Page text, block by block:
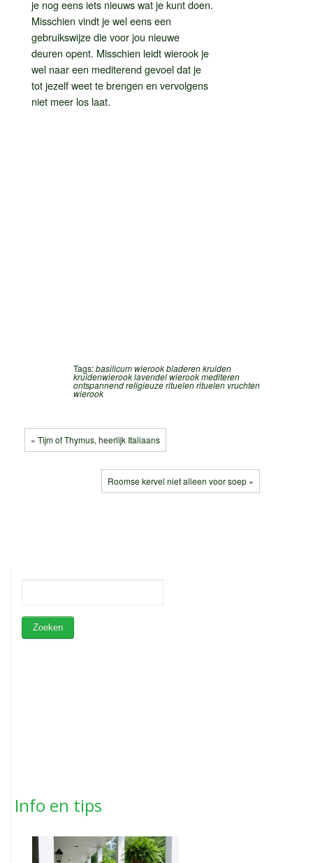
je nog eens iets nieuws wat je kunt doen.
Misschien vindt je wel eens een
gebruikswijze die voor jou nieuwe
deuren opent. Misschien leidt wierook je
wel naar een mediterend gevoel dat je
tot jezelf weet te brengen en vervolgens
niet meer los laat.
Tags:basilicum wierookbladerenkruiden
kruidenwierooklavendel wierookmediteren
ontspannendreligieuze rituelenrituelen vruchten
wierook
« Tijm of Thymus, heerlijk Italiaans
Roomse kervel niet alleen voor soep »
Info en tips